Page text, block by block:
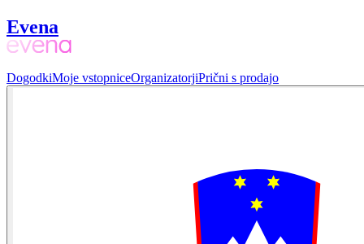
Evena
DogodkiMoje vstopniceOrganizatorjiPrični s prodajo